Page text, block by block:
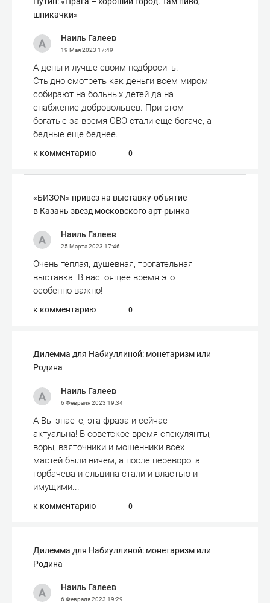
шпикачки»
Наиль Галеев
19 Мая 2023 17:49
А деньги лучше своим подбросить.
Стыдно смотреть как деньги всем миром
собирают на больных детей да на
снабжение добровольцев. При этом
богатые за время СВО стали еще богаче, а
бедные еще беднее.
к комментарию 0
«БИЗОN» привез на выставку-объятие
в Казань звезд московского арт-рынка
Наиль Галеев
25 Марта 2023 17:46
Очень теплая, душевная, трогательная
выставка. В настоящее время это
особенно важно!
к комментарию 0
Дилемма для Набиуллиной: монетаризм или
Родина
Наиль Галеев
6 Февраля 2023 19:34
А Вы знаете, эта фраза и сейчас
актуальна! В советское время спекулянты,
воры, взяточники и мошенники всех
мастей были ничем, а после переворота
горбачева и ельцина стали и властью и
имущими...
к комментарию 0
Дилемма для Набиуллиной: монетаризм или
Родина
Наиль Галеев
6 Февраля 2023 19:29